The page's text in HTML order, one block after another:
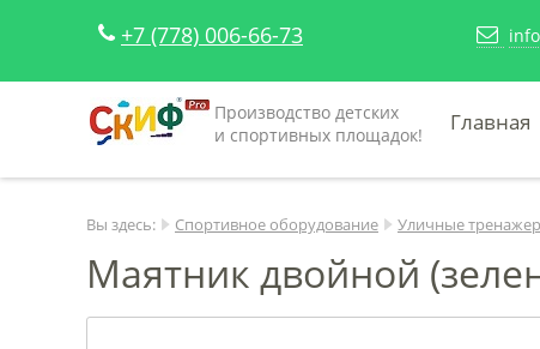
+7 (778) 006-66-73
Производство детских
и спортивных площадок!
Главная
Вы здесь: Спортивное оборудование Уличные
Маятник двойной